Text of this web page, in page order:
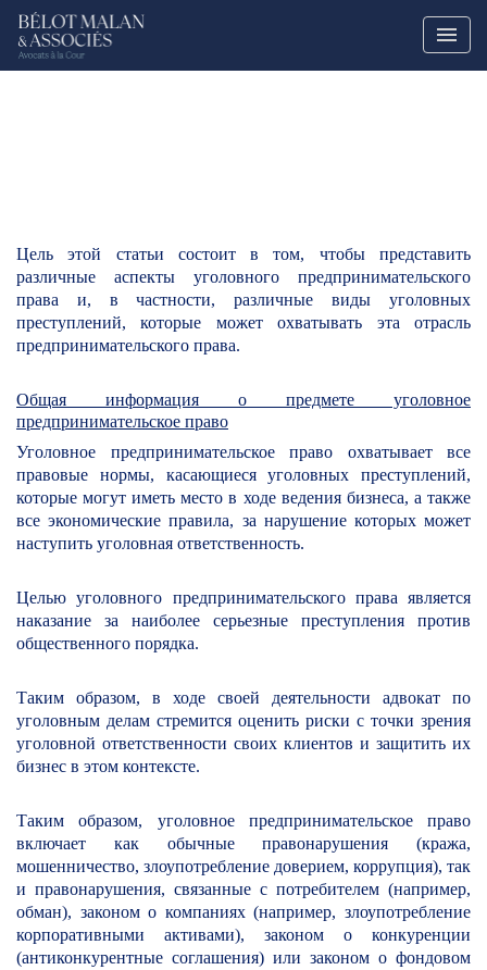
Цель этой статьи состоит в том, чтобы представить
различные аспекты уголовного предпринимательского
права и, в частности, различные виды уголовных
преступлений, которые может охватывать эта отрасль
предпринимательского права.
Общая информация о предмете уголовное
предпринимательское право
Уголовное предпринимательское право охватывает все
правовые нормы, касающиеся уголовных преступлений,
которые могут иметь место в ходе ведения бизнеса, а также
все экономические правила, за нарушение которых может
наступить уголовная ответственность.
Целью уголовного предпринимательского права является
наказание за наиболее серьезные преступления против
общественного порядка.
Таким образом, в ходе своей деятельности адвокат по
уголовным делам стремится оценить риски с точки зрения
уголовной ответственности своих клиентов и защитить их
бизнес в этом контексте.
Таким образом, уголовное предпринимательское право
включает как обычные правонарушения (кража,
мошенничество, злоупотребление доверием, коррупция), так
и правонарушения, связанные с потребителем (например,
обман), законом о компаниях (например, злоупотребление
корпоративными активами), законом о конкуренции
(антиконкурентные соглашения) или законом о фондовом